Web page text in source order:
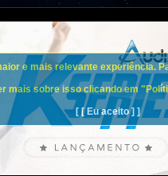
e mais relevante experiência.
mais sobre isso clicando em
[ [ Eu aceito ] ]